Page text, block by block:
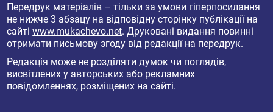
Передрук матеріалів – тільки за умови гіперпосилання
не нижче 3 абзацу на відповідну сторінку публікації на
сайтіwww.mukachevo.net. Друковані видання повинні
отримати письмову згоду від редакції на передрук.
Редакція може не розділяти думок чи поглядів,
висвітлених у авторських або рекламних
повідомленнях, розміщених на сайті.